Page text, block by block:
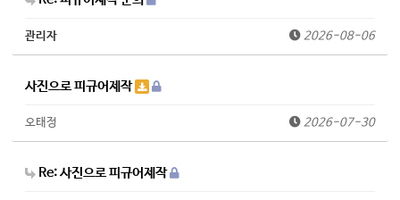
관리자 2026-08-06
사진으로 피규어제작
오태정 2026-07-30
Re: 사진으로 피규어제작